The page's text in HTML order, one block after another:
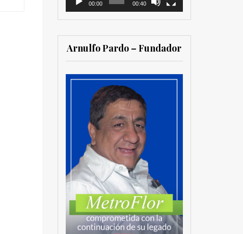
00:00 00:40
Arnulfo Pardo – Fundador